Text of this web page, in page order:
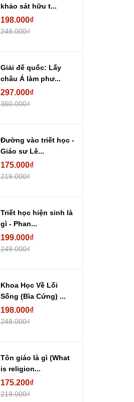
khảo sát hữu t...
198.000₫
248.000₫
Giải đế quốc: Lấy
châu Á làm phư...
297.000₫
350.000₫
Đường vào triết học -
Giáo sư Lê...
175.000₫
219.000₫
Triết học hiện sinh là
gì - Phan...
199.000₫
249.000₫
Khoa Học Về Lối
Sống (Bìa Cứng) ...
198.000₫
248.000₫
Tôn giáo là gì (What
is religion...
175.200₫
219.000₫